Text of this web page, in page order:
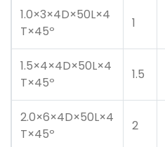
1.0×3×4D×50L×4
T×45º
1
1.5×4×4D×50L×4
T×45º
1.5
2.0×6×4D×50L×4
T×45º
2